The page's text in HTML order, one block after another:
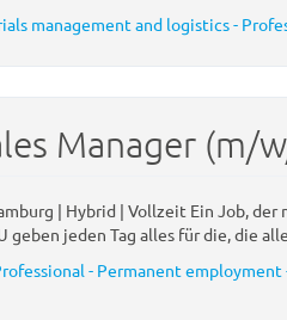
management and logistics -
Manager (m/
| Hybrid | Vollzeit Ein Job, der
geben jeden Tag alles für die, die
- Permanent employment